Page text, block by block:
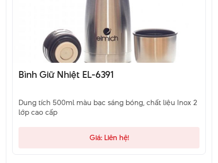
Bình Giữ Nhiệt EL-6391
Dung tích 500ml màu bạc sáng bóng, chất liệu Inox 2
lớp cao cấp
Giá: Liên hệ!